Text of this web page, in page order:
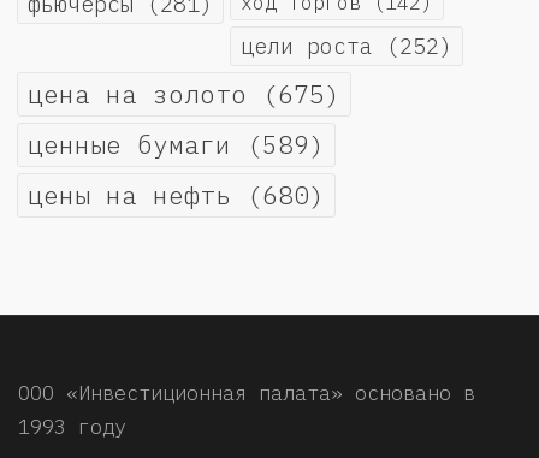
цели роста (252)
цена на золото (675)
ценные бумаги (589)
цены на нефть (680)
ООО «Инвестиционная палата» основано в
1993 году